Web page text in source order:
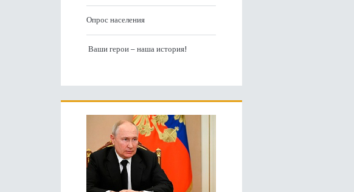
Опрос населения
Ваши герои – наша история!